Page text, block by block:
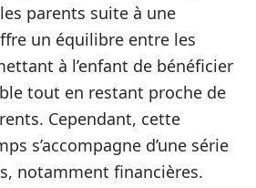
parents suite à une
un équilibre entre les
à l’enfant de bénéficier
tout en restant proche de
Cependant, cette
s’accompagne d’une série
notamment financières.